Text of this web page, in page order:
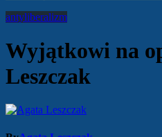
antyliberalizm
Wyjątkowi na
Leszczak